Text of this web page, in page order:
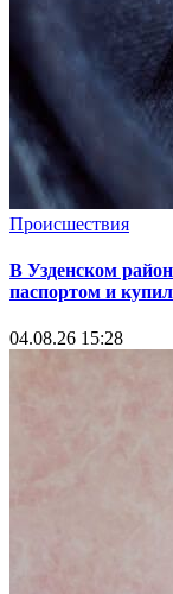
Происшествия
В Узденском
паспортом и
04.08.26 15:28